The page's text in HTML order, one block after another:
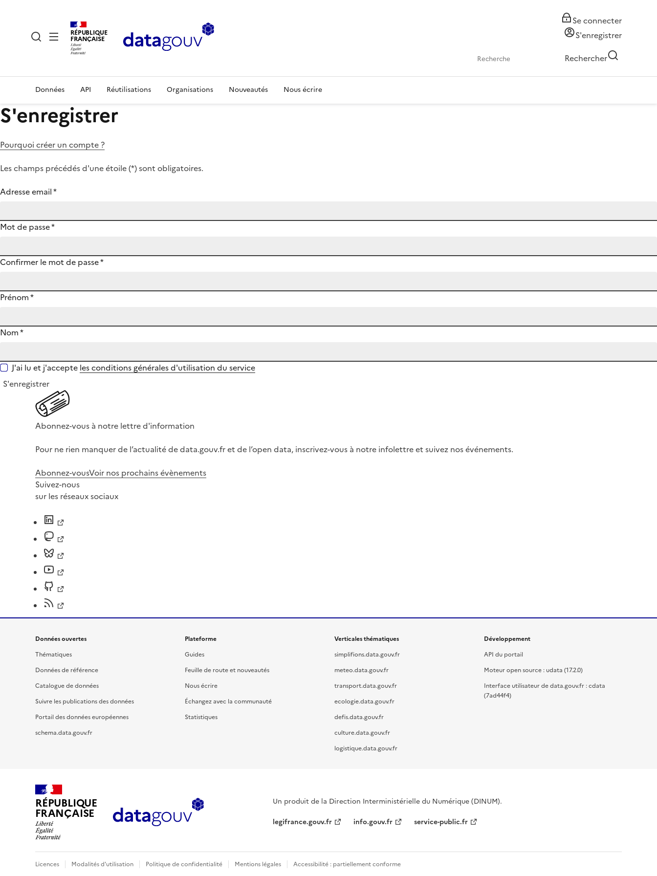
RÉPUBLIQUE
FRANÇAISE
Se connecter
S'enregistrer
Rechercher
Données API Réutilisations Organisations Nouveautés Nous écrire
S'enregistrer
Pourquoi créer un compte ?
Les champs précédés d'une étoile (*) sont obligatoires.
Adresse email*
Mot de passe*
Confirmer le mot de passe*
Prénom*
Nom*
J'ai lu et j'accepte les conditions générales d'utilisation du service
S'enregistrer
Abonnez-vous à notre lettre d'information
Pour ne rien manquer de l’actualité de data.gouv.fr et de l’open data, inscrivez-vous à notre infolettre et suivez nos événements.
Abonnez-vousVoir nos prochains évènements
Suivez-nous
sur les réseaux sociaux
Données ouvertes
Thématiques
Données de référence
Catalogue de données
Suivre les publications des données
Portail des données européennes
schema.data.gouv.fr
Plateforme
Guides
Feuille de route et nouveautés
Nous écrire
Échangez avec la communauté
Statistiques
Verticales thématiques
simplifions.data.gouv.fr
meteo.data.gouv.fr
transport.data.gouv.fr
ecologie.data.gouv.fr
defis.data.gouv.fr
culture.data.gouv.fr
logistique.data.gouv.fr
Développement
API du portail
Moteur open source : udata (17.2.0)
Interface utilisateur de data.gouv.fr : cdata
(7ad44f4)
RÉPUBLIQUE
FRANÇAISE
Un produit de la Direction Interministérielle du Numérique (DINUM).
legifrance.gouv.fr
info.gouv.fr service-public.fr
Licences Modalités d'utilisation Politique de confidentialité Mentions légales Accessibilité : partiellement conforme